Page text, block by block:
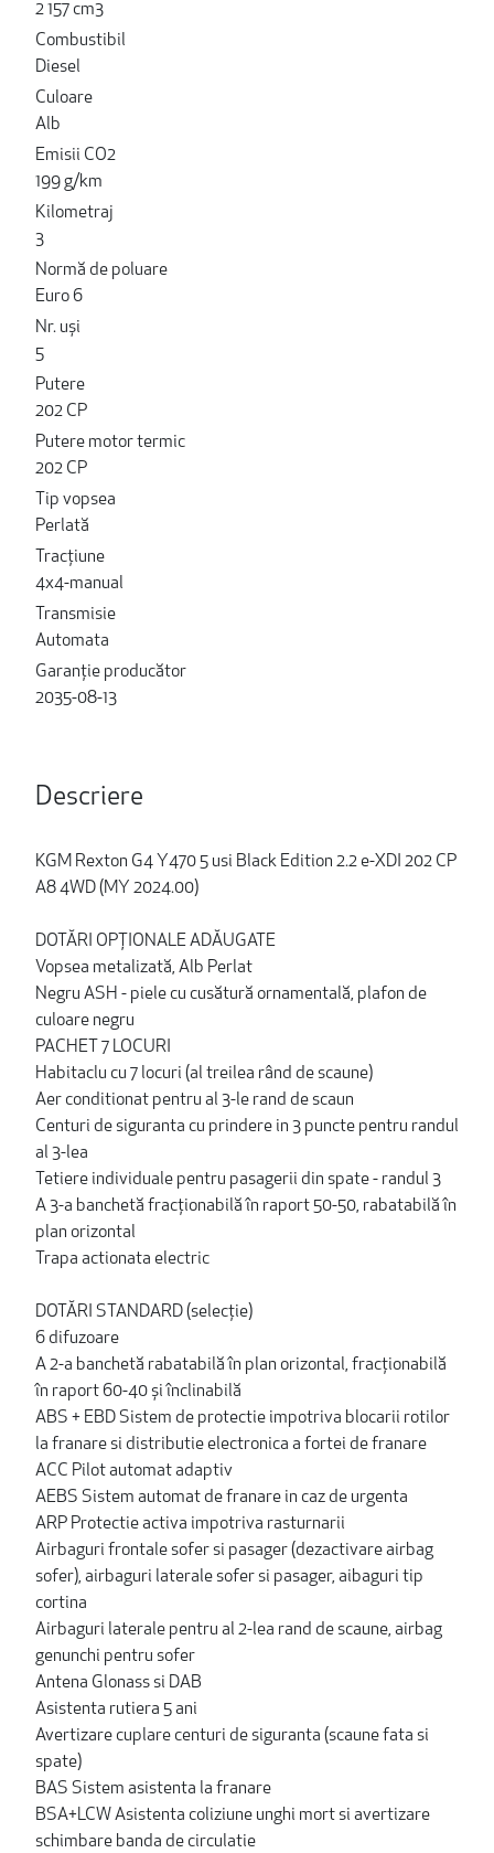
2 157 cm3
Combustibil
Diesel
Culoare
Alb
Emisii CO2
199 g/km
Kilometraj
3
Normă de poluare
Euro 6
Nr. uși
5
Putere
202 CP
Putere motor termic
202 CP
Tip vopsea
Perlată
Tracțiune
4x4-manual
Transmisie
Automata
Garanție producător
2035-08-13
Descriere
KGM Rexton G4 Y470 5 usi Black Edition 2.2 e-XDI 202 CP
A8 4WD (MY 2024.00)
DOTĂRI OPȚIONALE ADĂUGATE
Vopsea metalizată, Alb Perlat
Negru ASH - piele cu cusătură ornamentală, plafon de
culoare negru
PACHET 7 LOCURI
Habitaclu cu 7 locuri (al treilea rând de scaune)
Aer conditionat pentru al 3-le rand de scaun
Centuri de siguranta cu prindere in 3 puncte pentru randul
al 3-lea
Tetiere individuale pentru pasagerii din spate - randul 3
A 3-a banchetă fracționabilă în raport 50-50, rabatabilă în
plan orizontal
Trapa actionata electric
DOTĂRI STANDARD (selecție)
6 difuzoare
A 2-a banchetă rabatabilă în plan orizontal, fracționabilă
în raport 60-40 și înclinabilă
ABS + EBD Sistem de protectie impotriva blocarii rotilor
la franare si distributie electronica a fortei de franare
ACC Pilot automat adaptiv
AEBS Sistem automat de franare in caz de urgenta
ARP Protectie activa impotriva rasturnarii
Airbaguri frontale sofer si pasager (dezactivare airbag
sofer), airbaguri laterale sofer si pasager, aibaguri tip
cortina
Airbaguri laterale pentru al 2-lea rand de scaune, airbag
genunchi pentru sofer
Antena Glonass si DAB
Asistenta rutiera 5 ani
Avertizare cuplare centuri de siguranta (scaune fata si
spate)
BAS Sistem asistenta la franare
BSA+LCW Asistenta coliziune unghi mort si avertizare
schimbare banda de circulatie